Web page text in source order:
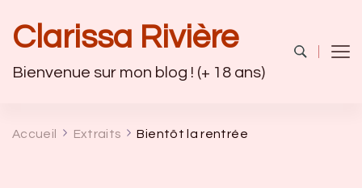
Clarissa Rivière
Bienvenue sur mon blog ! (+ 18 ans)
Accueil Extraits Bientôt la rentrée